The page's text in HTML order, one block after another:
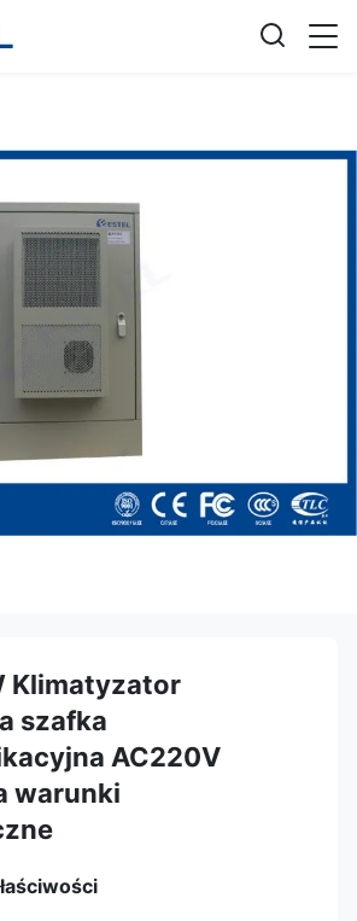
Klimatyzator
szafka
AC220V
warunki